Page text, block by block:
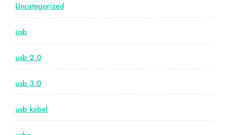
Uncategorized
usb
usb 2.0
usb 3.0
usb kabel